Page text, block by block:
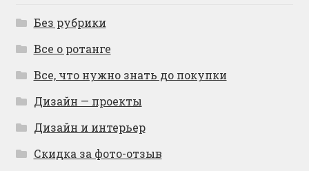
Без рубрики
Все о ротанге
Все, что нужно знать до покупки
Дизайн — проекты
Дизайн и интерьер
Скидка за фото-отзыв